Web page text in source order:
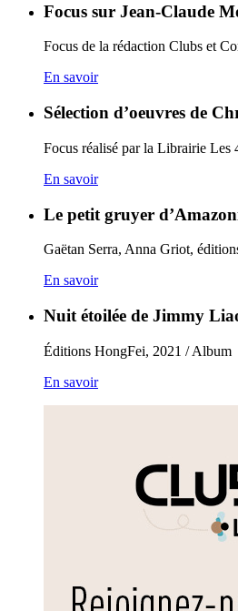
Focus sur Jean-Claude
Focus de la rédaction Clubs et
En savoir
Sélection d’oeuvres de
Focus réalisé par la Librairie Les
En savoir
Le petit gruyer
Gaëtan Serra, Anna Griot,
En savoir
Nuit étoilée de Jimmy
Éditions HongFei, 2021 / Album
En savoir